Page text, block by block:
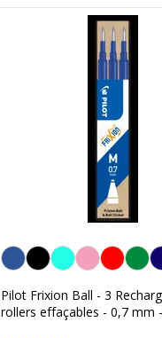
Bleu
Pilot Frixion Ball - 3
rollers effaçables - 0,7 mm